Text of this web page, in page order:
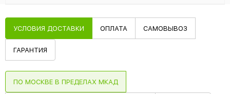
УСЛОВИЯ ДОСТАВКИ ОПЛАТА САМОВЫВОЗ
ГАРАНТИЯ
ПО МОСКВЕ В ПРЕДЕЛАХ МКАД